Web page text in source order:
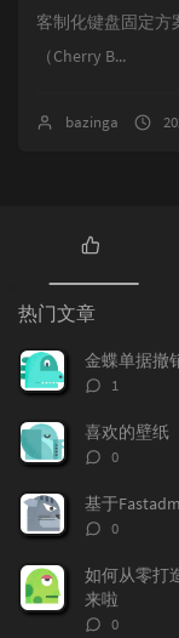
客制化键盘固定方
（Cherry B...
bazinga
热
门
文
章
热门文章
金蝶单据撤
评
数：
1
喜欢的壁纸
评
数：
0
基于
评
数：
0
如何从零打
来啦
评
0